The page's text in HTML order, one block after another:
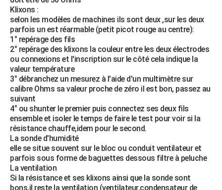
Klixons :
selon les modèles de machines ils sont deux ,sur les deux
parfois un est réarmable (petit picot rouge au centre):
1° repérage des fils
2° repérage des klixons la couleur entre les deux électrodes
ou connexions et l'inscription sur le côté cela indique la
valeur température
3° débranchez un mesurez à l'aide d'un multimètre sur
calibre Ohms sa valeur proche de zéro il est bon, passez au
suivant
4° ou shunter le premier puis connectez ses deux fils
ensemble et isoler le temps de faire le test pour voir si la
résistance chauffe,idem pour le second.
La sonde d'humidité
elle se situe souvent sur le bloc ou conduit ventilateur et
parfois sous forme de baguettes dessous filtre à peluche
La ventilation
Si la résistance et ses klixons ainsi que la sonde sont
bons,il reste la ventilation (ventilateur,condensateur de